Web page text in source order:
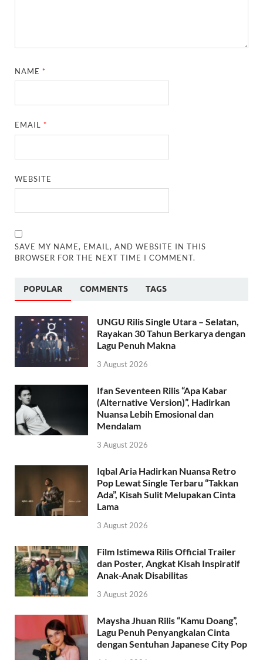
NAME*
EMAIL*
WEBSITE
SAVE MY NAME, EMAIL, AND WEBSITE IN THIS
BROWSER FOR THE NEXT TIME I COMMENT.
POPULAR COMMENTS TAGS
UNGU Rilis Single Utara – Selatan,
Rayakan 30 Tahun Berkarya dengan
Lagu Penuh Makna
3 August 2026
Ifan Seventeen Rilis “Apa Kabar
(Alternative Version)”, Hadirkan
Nuansa Lebih Emosional dan
Mendalam
3 August 2026
Iqbal Aria Hadirkan Nuansa Retro
Pop Lewat Single Terbaru “Takkan
Ada”, Kisah Sulit Melupakan Cinta
Lama
3 August 2026
Film Istimewa Rilis Official Trailer
dan Poster, Angkat Kisah Inspiratif
Anak-Anak Disabilitas
3 August 2026
Maysha Jhuan Rilis “Kamu Doang”,
Lagu Penuh Penyangkalan Cinta
dengan Sentuhan Japanese City Pop